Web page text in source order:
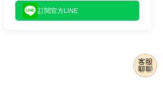
訂閱官方LINE